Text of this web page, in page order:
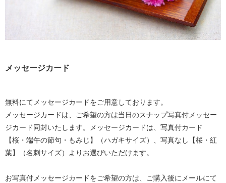
メッセージカード
無料にてメッセージカードをご用意しております。
メッセージカードは、ご希望の方は当日のスナップ写真付メッセー
ジカード同封いたします。メッセージカードは、写真付カード
【桜・端午の節句・もみじ】（ハガキサイズ）、写真なし【桜・紅
葉】（名刺サイズ）よりお選びいただけます。
お写真付メッセージカードをご希望の方は、ご購入後にメールにて